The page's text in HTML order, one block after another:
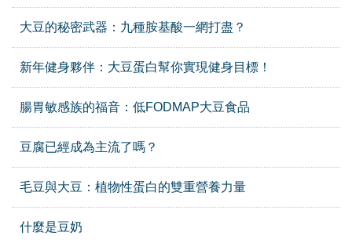
大豆的秘密武器：九種胺基酸一網打盡？
新年健身夥伴：大豆蛋白幫你實現健身目標！
腸胃敏感族的福音：低FODMAP大豆食品
豆腐已經成為主流了嗎？
毛豆與大豆：植物性蛋白的雙重營養力量
什麼是豆奶